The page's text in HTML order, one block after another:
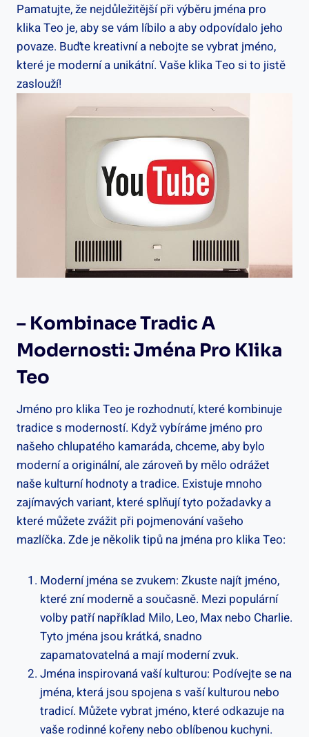
Pamatujte, že ⁣nejdůležitější‍ při výběru jména pro
klika Teo je, aby se vám líbilo a aby ⁢odpovídalo ⁢jeho
povaze.⁢ Buďte kreativní a nebojte se vybrat⁣ jméno,
které je moderní ⁢a unikátní. Vaše​ klika ⁢Teo si to jistě
zaslouží!
– Kombinace ​tradic A
Modernosti: Jména Pro Klika
Teo
Jméno pro klika Teo je rozhodnutí, které kombinuje
tradice s ⁣moderností. Když vybíráme‍ jméno ⁤pro
našeho ‌chlupatého⁤ kamaráda, chceme, aby⁢ bylo
moderní a originální, ale zároveň ‍by mělo‌ odrážet
naše kulturní hodnoty a​ tradice. Existuje mnoho
zajímavých variant, které splňují tyto požadavky a‍
které můžete zvážit při pojmenování vašeho
mazlíčka. Zde je několik tipů na jména pro klika Teo:
Moderní jména se zvukem:⁢ Zkuste najít jméno,
které ‌zní moderně a současně. Mezi populární
volby⁤ patří například Milo, Leo, Max nebo Charlie.
‌Tyto​ jména jsou​ krátká, snadno
⁣zapamatovatelná a mají ​moderní zvuk.
Jména inspirovaná vaší kulturou: Podívejte se na
⁣jména, která jsou ⁣spojena s vaší​ kulturou nebo
tradicí. Můžete vybrat⁢ jméno, které odkazuje na
vaše rodinné kořeny nebo oblíbenou kuchyni.